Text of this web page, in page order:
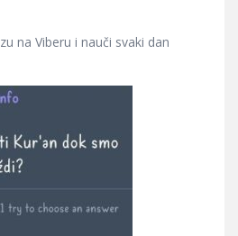
na Viberu i nauči svaki dan